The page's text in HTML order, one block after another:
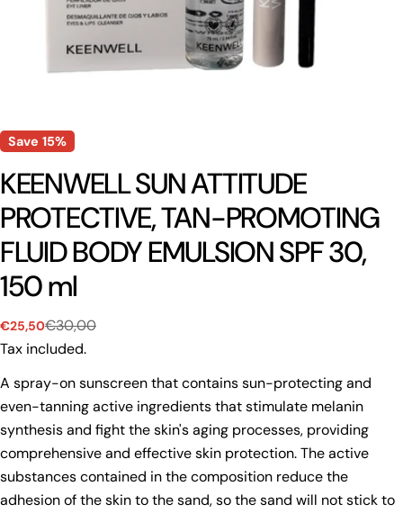
Save 15%
KEENWELL SUN ATTITUDE
PROTECTIVE, TAN-PROMOTING
FLUID BODY EMULSION SPF 30,
150 ml
Sale
price
€25,50
Regular
price
€30,00
Tax included.
A spray-on sunscreen that contains sun-protecting and
even-tanning active ingredients that stimulate melanin
synthesis and fight the skin's aging processes, providing
comprehensive and effective skin protection. The active
substances contained in the composition reduce the
adhesion of the skin to the sand, so the sand will not stick to